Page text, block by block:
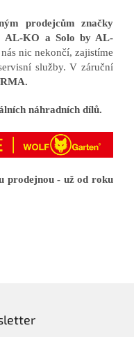
prodejcům značky
AL-KO a Solo by AL-
nic nekončí, zajistíme
služby. V záruční
náhradních dílů.
prodejnou - už od roku